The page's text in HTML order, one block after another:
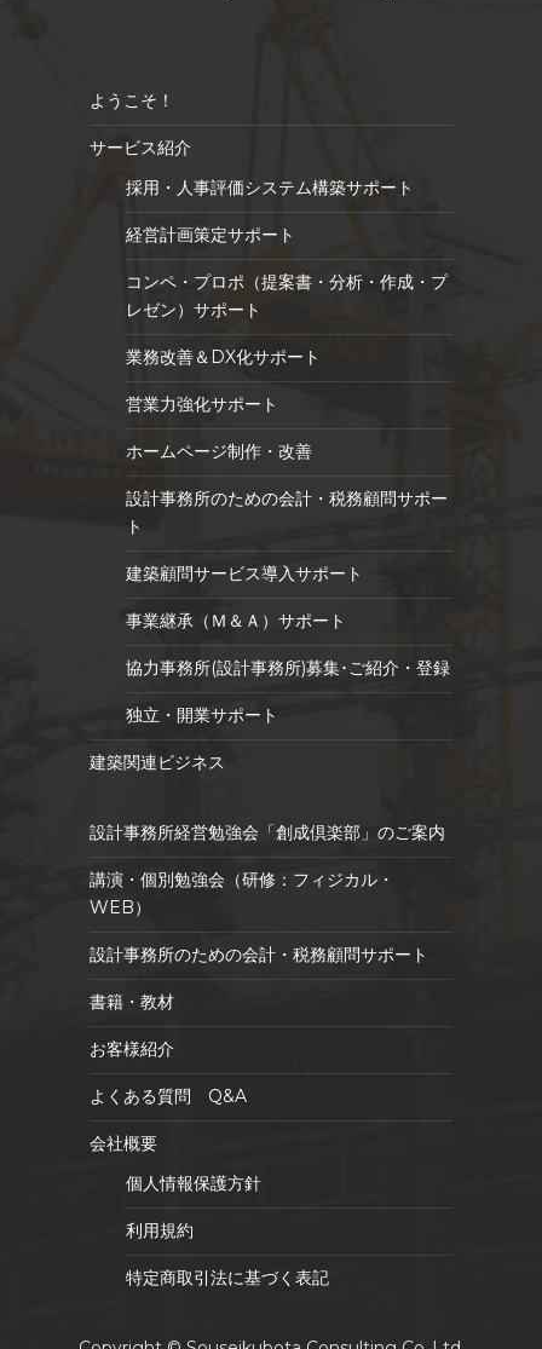
ようこそ！
サービス紹介
採用・人事評価システム構築サポート
経営計画策定サポート
コンペ・プロポ（提案書・分析・作成・プ
レゼン）サポート
業務改善＆DX化サポート
営業力強化サポート
ホームページ制作・改善
設計事務所のための会計・税務顧問サポー
ト
建築顧問サービス導入サポート
事業継承（Ｍ＆Ａ）サポート
協力事務所(設計事務所)募集･ご紹介・登録
独立・開業サポート
建築関連ビジネス
設計事務所経営勉強会「創成倶楽部」のご案内
講演・個別勉強会（研修：フィジカル・
WEB）
設計事務所のための会計・税務顧問サポート
書籍・教材
お客様紹介
よくある質問 Q&A
会社概要
個人情報保護方針
利用規約
特定商取引法に基づく表記